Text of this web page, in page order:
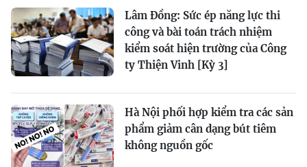
Lâm Đồng: Sức ép năng lực thi
công và bài toán trách nhiệm
kiểm soát hiện trường của Công
ty Thiện Vinh [Kỳ 3]
Hà Nội phối hợp kiểm tra các sản
phẩm giảm cân dạng bút tiêm
không nguồn gốc